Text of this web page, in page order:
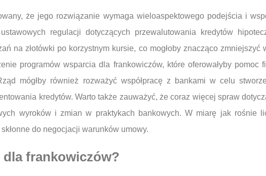
że jego rozwiązanie wymaga wieloaspektowego podejścia i
regulacji dotyczących przewalutowania kredytów
na złotówki po korzystnym kursie, co mogłoby znacząco
programów wsparcia dla frankowiczów, które oferowałyby
mógłby również rozważyć współpracę z bankami w celu
kredytów. Warto także zauważyć, że coraz więcej spraw
wyroków i zmian w praktykach bankowych. W miarę jak rośnie
do negocjacji warunków umowy.
frankowiczów?